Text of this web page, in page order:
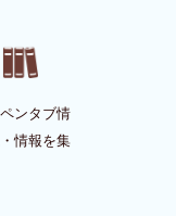
ンタブ情
情報を集